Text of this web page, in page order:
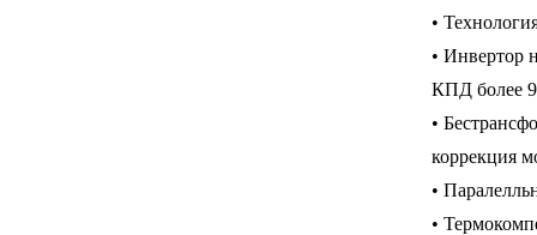
•
• Инвертор
КПД более
•
коррекция
•
•